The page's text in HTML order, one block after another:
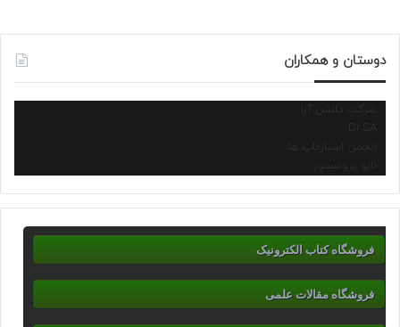
دوستان و همکاران
شرکت دانش آرا
انجمن استارتاپ ها
نانو پروسسور
فروشگاه کتاب الکترونیک
فروشگاه مقالات علمی